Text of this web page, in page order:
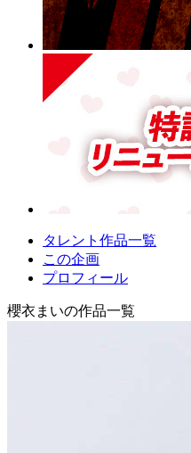
タレント作品一覧
この企画
プロフィール
櫻衣まいの作品一覧